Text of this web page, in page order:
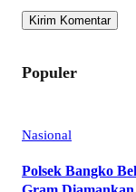
Populer
Nasional
Polsek Bangko